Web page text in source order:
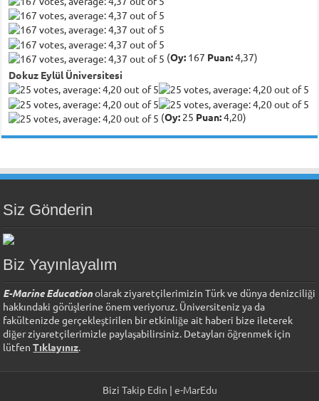
(Oy: 167 Puan:4,37)
Dokuz Eylül Üniversitesi
(Oy: 25 Puan:4,20)
Siz Gönderin
Biz Yayınlayalım
E-Marine Educationolarak ziyaretçilerimizin Türk ve dünya denizciliği
hakkındaki görüşlerine önem veriyoruz. Üniversiteniz ya da
fakültenizde gerçekleştirilen bir etkinliğe ait haberi bize ileterek
diğer ziyaretçilerimizle paylaşabilirsiniz. Detayları öğrenmek için
lütfenTıklayınız.
Bizi Takip Edin | e-MarEdu